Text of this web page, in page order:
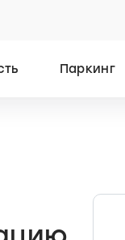
Паркинг